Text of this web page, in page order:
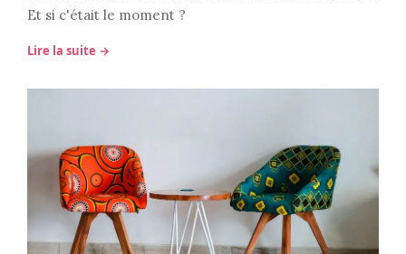
Et si c'était le moment ?
Lire la suite →